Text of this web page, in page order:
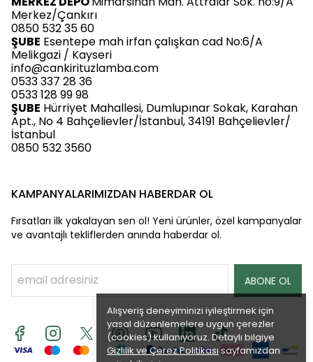
Alışveriş deneyiminizi iyileştirmek için
yasal düzenlemelere uygun çerezler
(cookies) kullanıyoruz. Detaylı bilgiye
Gizlilik ve Çerez Politikası sayfamızdan
Merkez/Çankırı
0850 532 35 60
ŞUBE Esentepe mah irfan çalışkan cad No:6/A
Melikgazi / Kayseri
info@cankirituzlamba.com
0533 337 28 36
0533 128 99 98
ŞUBE Hürriyet Mahallesi, Dumlupınar Sokak, Karahan
Apt., No 4 Bahçelievler/İstanbul, 34191 Bahçelievler/
İstanbul
0850 532 3560
KAMPANYALARIMIZDAN HABERDAR OL
Fırsatları ilk yakalayan sen ol! Yeni ürünler, özel kampanyalar
ve avantajlı tekliflerden anında haberdar ol.
ABONE OL